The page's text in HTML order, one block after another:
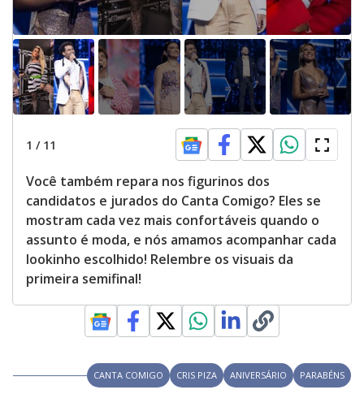
1 / 11
Você também repara nos figurinos dos
candidatos e jurados do Canta Comigo? Eles se
mostram cada vez mais confortáveis quando o
assunto é moda, e nós amamos acompanhar cada
lookinho escolhido! Relembre os visuais da
primeira semifinal!
CANTA COMIGO CRIS PIZA ANIVERSÁRIO PARABÉNS